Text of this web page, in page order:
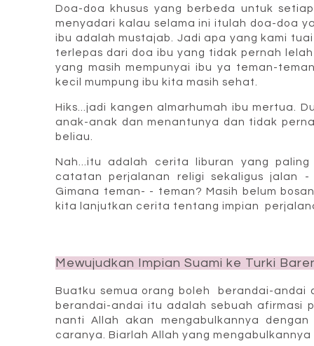
Doa-doa khusus yang berbeda untuk
menyadari kalau selama ini itulah doa-doa
ibu adalah mustajab. Jadi apa yang kami
terlepas dari doa ibu yang tidak pernah
yang masih mempunyai ibu ya teman-
kecil mumpung ibu kita masih sehat.
Hiks...jadi kangen almarhumah ibu mertua.
anak-anak dan menantunya dan tidak
beliau.
Nah...itu adalah cerita liburan yang
catatan perjalanan religi sekaligus jalan
Gimana teman- - teman? Masih belum
kita lanjutkan cerita tentang impian
Mewujudkan Impian Suami ke Turki
Buatku semua orang boleh berandai-andai
berandai-andai itu adalah sebuah afirmasi
nanti Allah akan mengabulkannya
caranya. Biarlah Allah yang